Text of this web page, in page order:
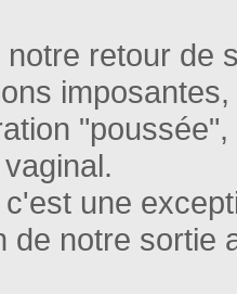
retour de
une
de notre sortie